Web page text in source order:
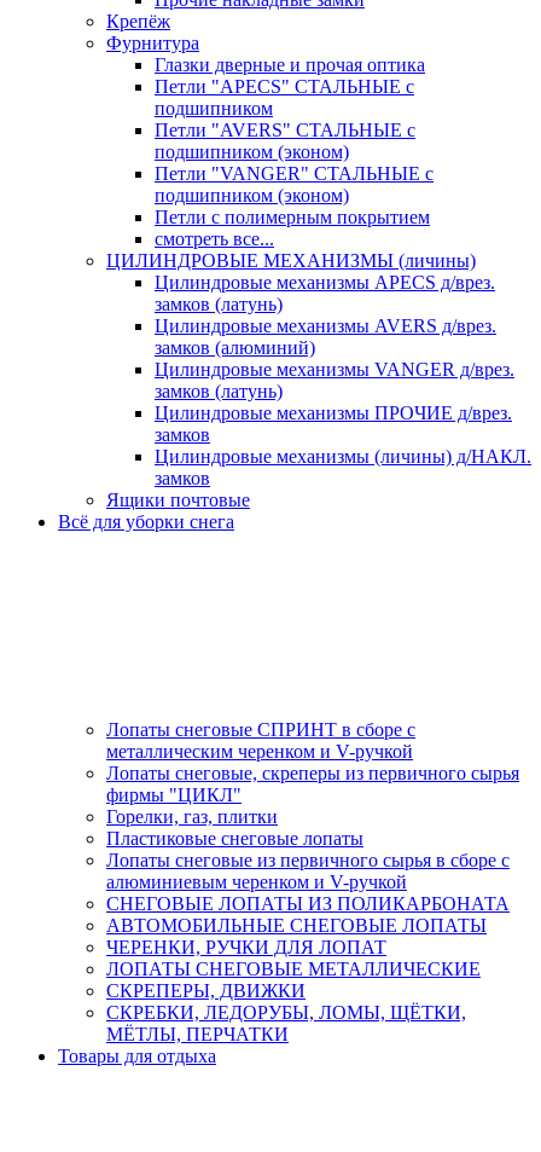
Крепёж
Фурнитура
Глазки дверные и прочая оптика
Петли "APECS" СТАЛЬНЫЕ с
подшипником
Петли "AVERS" СТАЛЬНЫЕ с
подшипником (эконом)
Петли "VANGER" СТАЛЬНЫЕ с
подшипником (эконом)
Петли с полимерным покрытием
смотреть все...
ЦИЛИНДРОВЫЕ МЕХАНИЗМЫ (личины)
Цилиндровые механизмы APECS д/врез.
замков (латунь)
Цилиндровые механизмы AVERS д/врез.
замков (алюминий)
Цилиндровые механизмы VANGER д/врез.
замков (латунь)
Цилиндровые механизмы ПРОЧИЕ д/врез.
замков
Цилиндровые механизмы (личины) д/НАКЛ.
замков
Ящики почтовые
Всё для уборки снега
Лопаты снеговые СПРИНТ в сборе с
металлическим черенком и V-ручкой
Лопаты снеговые, скреперы из первичного сырья
фирмы "ЦИКЛ"
Горелки, газ, плитки
Пластиковые снеговые лопаты
Лопаты снеговые из первичного сырья в сборе с
алюминиевым черенком и V-ручкой
СНЕГОВЫЕ ЛОПАТЫ ИЗ ПОЛИКАРБОНАТА
АВТОМОБИЛЬНЫЕ СНЕГОВЫЕ ЛОПАТЫ
ЧЕРЕНКИ, РУЧКИ ДЛЯ ЛОПАТ
ЛОПАТЫ СНЕГОВЫЕ МЕТАЛЛИЧЕСКИЕ
СКРЕПЕРЫ, ДВИЖКИ
СКРЕБКИ, ЛЕДОРУБЫ, ЛОМЫ, ЩЁТКИ,
МЁТЛЫ, ПЕРЧАТКИ
Товары для отдыха